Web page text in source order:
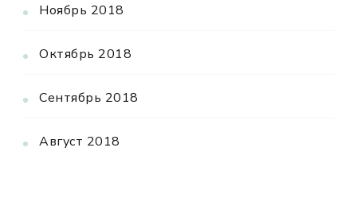
Ноябрь 2018
Октябрь 2018
Сентябрь 2018
Август 2018